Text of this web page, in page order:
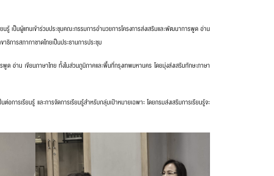
เป็นผู้แทนเข้าร่วมประชุมคณะกรรมการอำนวยการโครงการส่งเสริมและพัฒนาการพูด อ่าน
การสภากาชาดไทยเป็นประธานการประชุม
ด อ่าน เขียนภาษาไทย ทั้งในส่วนภูมิภาคและพื้นที่กรุงเทพมหานคร โดยมุ่งส่งเสริมทักษะภาษา
การเรียนรู้ และการจัดการเรียนรู้สำหรับกลุ่มเป้าหมายเฉพาะ โดยกรมส่งเสริมการเรียนรู้จะ